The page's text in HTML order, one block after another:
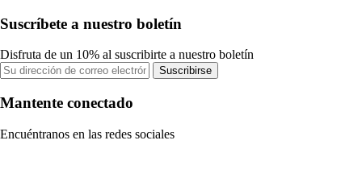
Suscríbete a nuestro boletín
Disfruta de un 10% al suscribirte a nuestro boletín
Suscribirse
Mantente conectado
Encuéntranos en las redes sociales